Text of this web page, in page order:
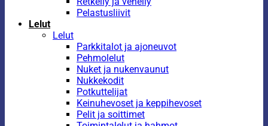
Pelastusliivit
Lelut
Lelut
Parkkitalot ja ajoneuvot
Pehmolelut
Nuket ja nukenvaunut
Nukkekodit
Potkuttelijat
Keinuhevoset ja keppihevoset
Pelit ja soittimet